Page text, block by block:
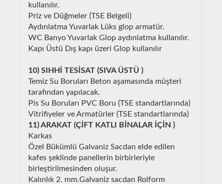
kullanılır.
Priz ve Düğmeler (TSE Belgeli)
Aydınlatma Yuvarlak Lüks glop armatür.
WC Banyo Yuvarlak Glop aydınlatma kullanılır.
Kapı Üstü Dış kapı üzeri Glop kullanılır
10) SIHHİ TESİSAT (SIVA ÜSTÜ )
Temiz Su Boruları Beton aşamasında müşteri
tarafından yapılacak.
Pis Su Boruları PVC Boru (TSE standartlarında)
Vitrifiyeler ve Armatürler (TSE standartlarında)
11) ARAKAT (ÇİFT KATLI BİNALAR İÇİN )
Karkas
Özel Bükümlü Galvaniz Sacdan elde edilen
kafes şeklinde panellerin birbirleriyle
birleştirilmesinden oluşur.
Kalınlık 2. mm.Galvaniz sacdan Rolform